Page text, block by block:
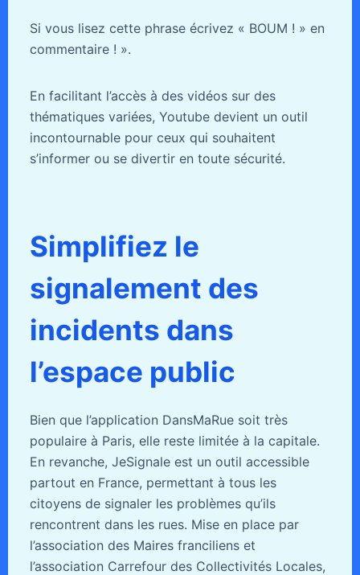
Si vous lisez cette phrase écrivez « BOUM ! » en
commentaire ! ».
En facilitant l’accès à des vidéos sur des
thématiques variées, Youtube devient un outil
incontournable pour ceux qui souhaitent
s’informer ou se divertir en toute sécurité.
Simplifiez le
signalement des
incidents dans
l’espace public
Bien que l’application DansMaRue soit très
populaire à Paris, elle reste limitée à la capitale.
En revanche, JeSignale est un outil accessible
partout en France, permettant à tous les
citoyens de signaler les problèmes qu’ils
rencontrent dans les rues. Mise en place par
l’association des Maires franciliens et
l’association Carrefour des Collectivités Locales,